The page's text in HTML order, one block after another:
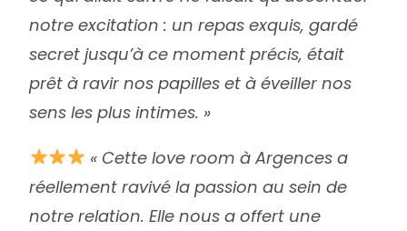
notre excitation : un repas exquis, gardé
secret jusqu’à ce moment précis, était
prêt à ravir nos papilles et à éveiller nos
sens les plus intimes. »
« Cette love room à Argences a
réellement ravivé la passion au sein de
notre relation. Elle nous a offert une